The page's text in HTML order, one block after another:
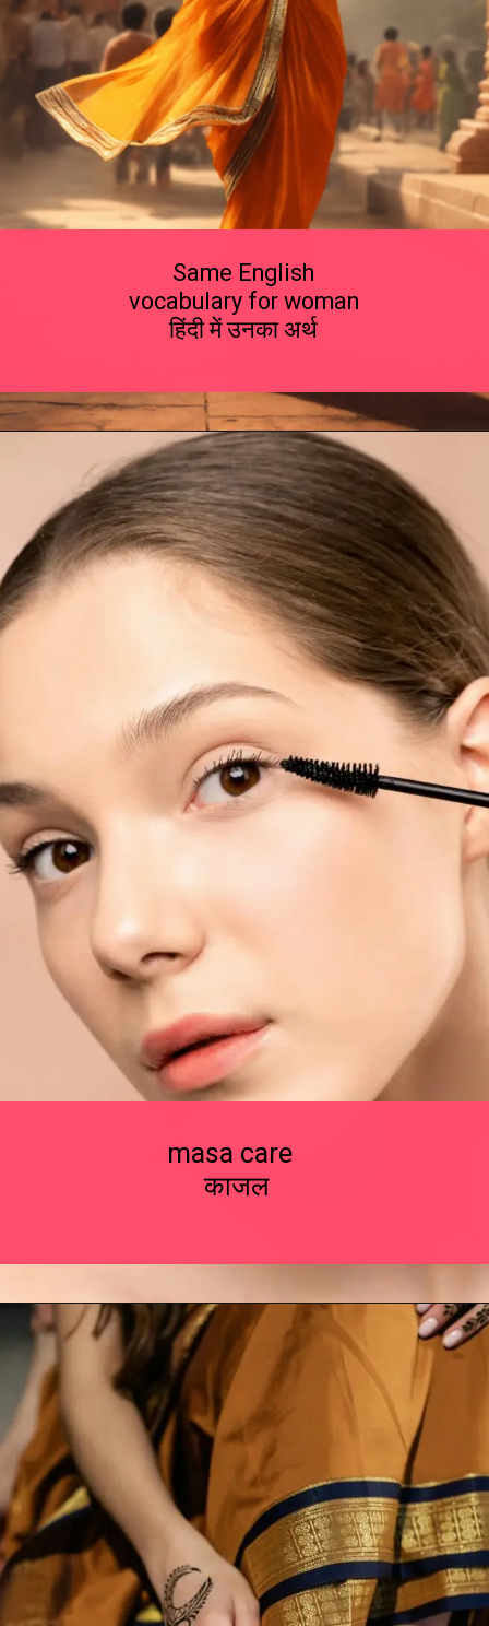
Same English
vocabulary for woman
हिंदी में उनका अर्थ
masa care
काजल